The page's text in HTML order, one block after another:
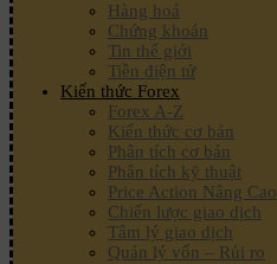
Hàng hoá
Chứng khoán
Tin thế giới
Tiền điện tử
Kiến thức Forex
Forex A-Z
Kiến thức cơ bản
Phân tích cơ bản
Phân tích kỹ thuật
Price Action Nâng Cao
Chiến lược giao dịch
Tâm lý giao dịch
Quản lý vốn – Rủi ro